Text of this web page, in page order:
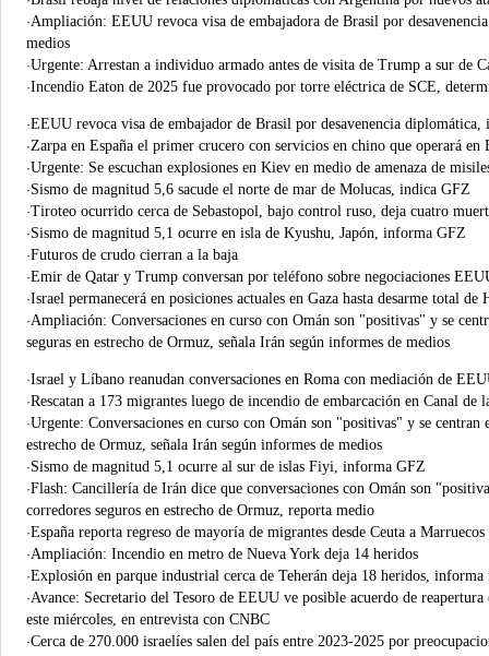
·Ampliación: EEUU revoca visa de embajadora de Brasil por
medios
·Urgente: Arrestan a individuo armado antes de visita de Trump a sur de
·Incendio Eaton de 2025 fue provocado por torre eléctrica de SCE,
·EEUU revoca visa de embajador de Brasil por desavenencia diplomática,
·Zarpa en España el primer crucero con servicios en chino que operará en
·Urgente: Se escuchan explosiones en Kiev en medio de amenaza de
·Sismo de magnitud 5,6 sacude el norte de mar de Molucas, indica GFZ
·Tiroteo ocurrido cerca de Sebastopol, bajo control ruso, deja cuatro
·Sismo de magnitud 5,1 ocurre en isla de Kyushu, Japón, informa GFZ
·Futuros de crudo cierran a la baja
·Emir de Qatar y Trump conversan por teléfono sobre negociaciones
·Israel permanecerá en posiciones actuales en Gaza hasta desarme total de
·Ampliación: Conversaciones en curso con Omán son "positivas" y se
seguras en estrecho de Ormuz, señala Irán según informes de medios
·Israel y Líbano reanudan conversaciones en Roma con mediación de
·Rescatan a 173 migrantes luego de incendio de embarcación en Canal de
·Urgente: Conversaciones en curso con Omán son "positivas" y se centran
estrecho de Ormuz, señala Irán según informes de medios
·Sismo de magnitud 5,1 ocurre al sur de islas Fiyi, informa GFZ
·Flash: Cancillería de Irán dice que conversaciones con Omán son
corredores seguros en estrecho de Ormuz, reporta medio
·España reporta regreso de mayoría de migrantes desde Ceuta a Marruecos
·Ampliación: Incendio en metro de Nueva York deja 14 heridos
·Explosión en parque industrial cerca de Teherán deja 18 heridos, informa
·Avance: Secretario del Tesoro de EEUU ve posible acuerdo de reapertura
este miércoles, en entrevista con CNBC
·Cerca de 270.000 israelíes salen del país entre 2023-2025 por